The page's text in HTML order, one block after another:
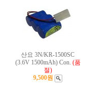
산요 3N/KR-1500SC
(3.6V 1500mAh) Con. (품
절)
9,500원